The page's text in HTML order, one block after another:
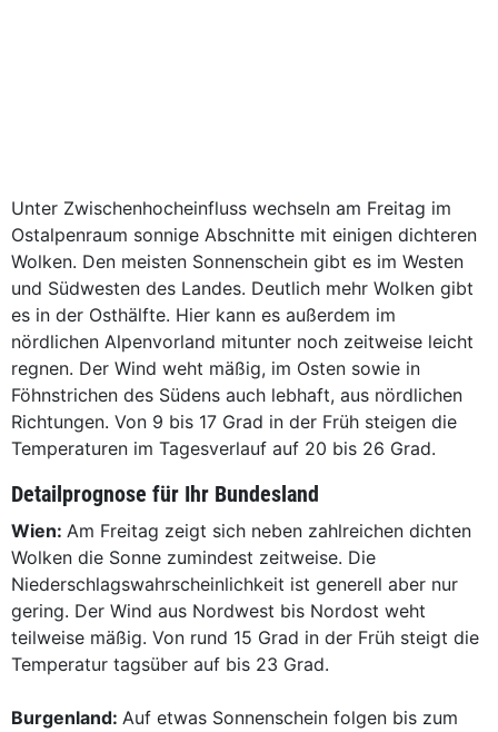
Unter Zwischenhocheinfluss wechseln am Freitag im
Ostalpenraum sonnige Abschnitte mit einigen dichteren
Wolken. Den meisten Sonnenschein gibt es im Westen
und Südwesten des Landes. Deutlich mehr Wolken gibt
es in der Osthälfte. Hier kann es außerdem im
nördlichen Alpenvorland mitunter noch zeitweise leicht
regnen. Der Wind weht mäßig, im Osten sowie in
Föhnstrichen des Südens auch lebhaft, aus nördlichen
Richtungen. Von 9 bis 17 Grad in der Früh steigen die
Temperaturen im Tagesverlauf auf 20 bis 26 Grad.
Detailprognose für Ihr Bundesland
Wien: Am Freitag zeigt sich neben zahlreichen dichten
Wolken die Sonne zumindest zeitweise. Die
Niederschlagswahrscheinlichkeit ist generell aber nur
gering. Der Wind aus Nordwest bis Nordost weht
teilweise mäßig. Von rund 15 Grad in der Früh steigt die
Temperatur tagsüber auf bis 23 Grad.
Burgenland: Auf etwas Sonnenschein folgen bis zum